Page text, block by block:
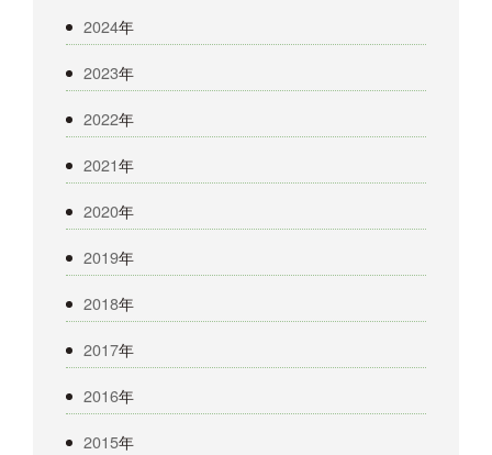
2024年
2023年
2022年
2021年
2020年
2019年
2018年
2017年
2016年
2015年